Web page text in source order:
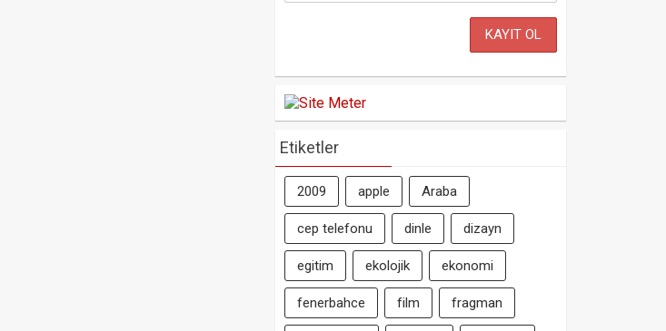
Etiketler
2009 apple Araba
cep telefonu dinle dizayn
egitim ekolojik ekonomi
fenerbahce film fragman